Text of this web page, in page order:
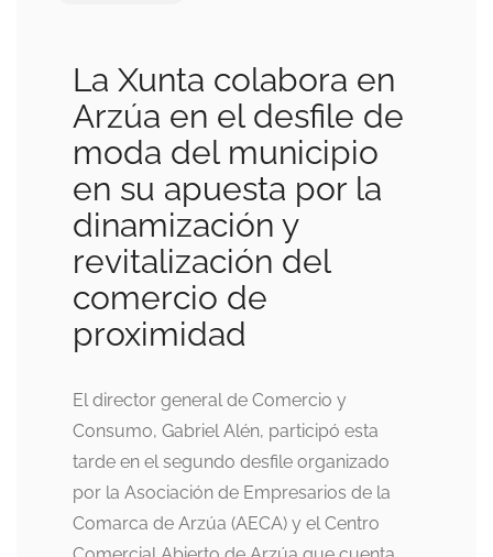
La Xunta colabora en
Arzúa en el desfile de
moda del municipio
en su apuesta por la
dinamización y
revitalización del
comercio de
proximidad
El director general de Comercio y
Consumo, Gabriel Alén, participó esta
tarde en el segundo desfile organizado
por la Asociación de Empresarios de la
Comarca de Arzúa (AECA) y el Centro